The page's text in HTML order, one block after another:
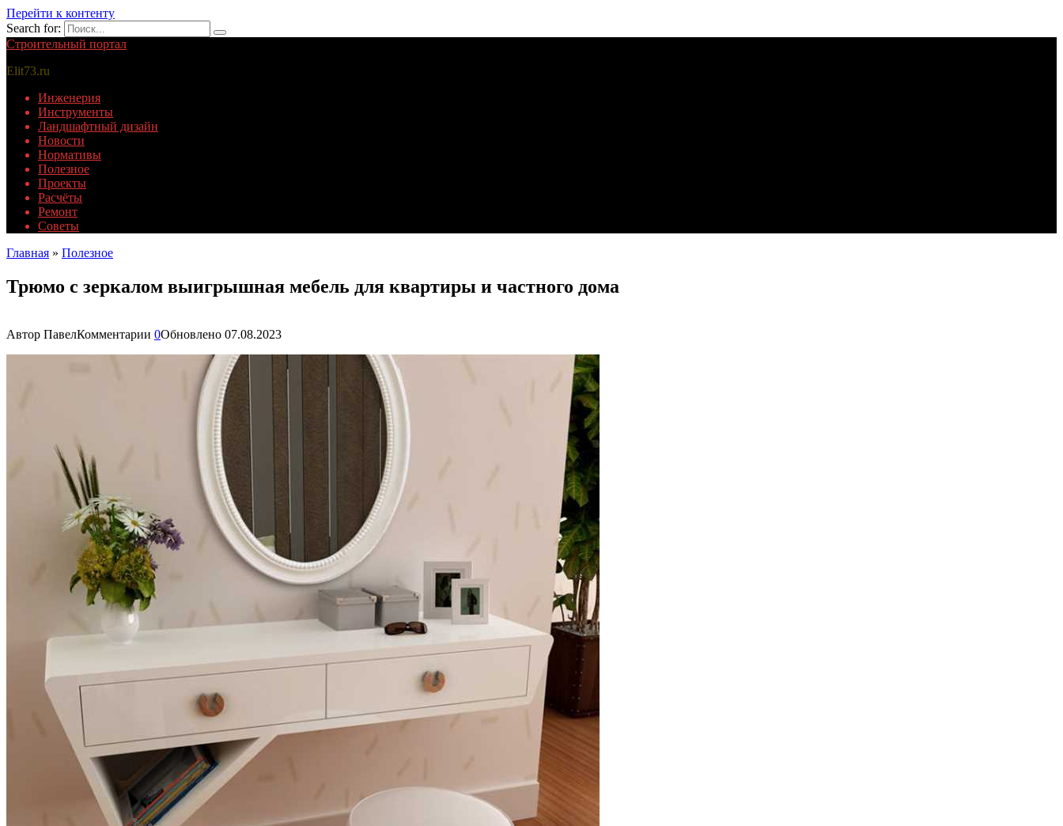
Перейти к контенту
Search for:
Строительный портал
Elit73.ru
Инженерия
Инструменты
Ландшафтный дизайн
Новости
Нормативы
Полезное
Проекты
Расчёты
Ремонт
Советы
Главная » Полезное
Трюмо с зеркалом выигрышная мебель для квартиры и частного дома
Автор ПавелКомментарии 0Обновлено 07.08.2023